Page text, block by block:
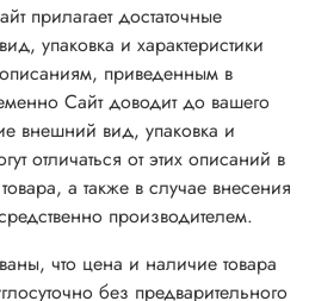
прилагает достаточные
упаковка и характеристики
описаниям, приведенным в
Сайт доводит до вашего
внешний вид, упаковка и
отличаться от этих описаний в
а также в случае внесения
производителем.
что цена и наличие товара
без предварительного